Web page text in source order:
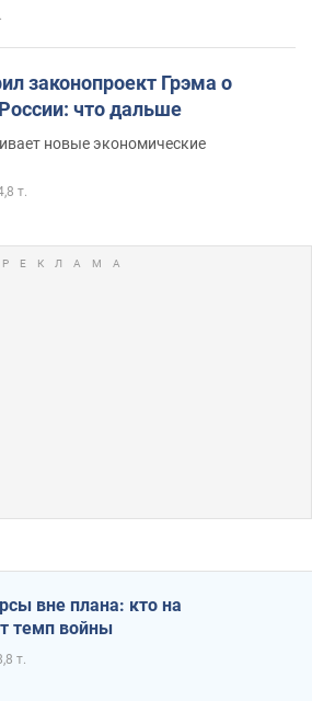
законопроект Грэма о
что дальше
новые экономические
т.
вне плана: кто на
темп войны
т.